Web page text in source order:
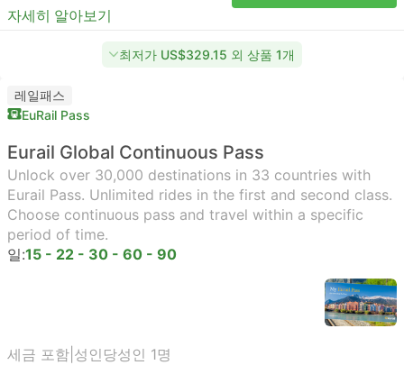
자세히 알아보기
최저가 US$329.15 외 상품 1개
레일패스
EuRail Pass
Eurail Global Continuous Pass
Unlock over 30,000 destinations in 33 countries with
Eurail Pass. Unlimited rides in the first and second class.
Choose continuous pass and travel within a specific
period of time.
일:15 - 22 - 30 - 60 - 90
세금 포함 성인당성인 1명